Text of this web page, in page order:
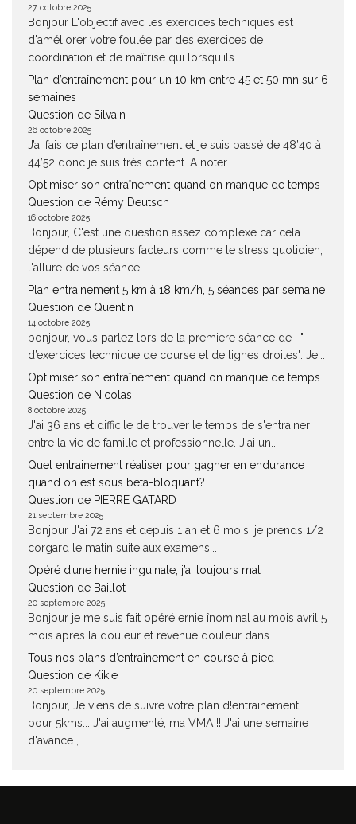
27 octobre 2025
Bonjour L'objectif avec les exercices techniques est
d'améliorer votre foulée par des exercices de
coordination et de maîtrise qui lorsqu'ils...
Plan d’entraînement pour un 10 km entre 45 et 50 mn sur 6
semaines
Question de Silvain
26 octobre 2025
J’ai fais ce plan d’entraînement et je suis passé de 48’40 à
44’52 donc je suis très content. A noter...
Optimiser son entraînement quand on manque de temps
Question de Rémy Deutsch
16 octobre 2025
Bonjour, C'est une question assez complexe car cela
dépend de plusieurs facteurs comme le stress quotidien,
l'allure de vos séance,...
Plan entrainement 5 km à 18 km/h, 5 séances par semaine
Question de Quentin
14 octobre 2025
bonjour, vous parlez lors de la premiere séance de : "
d’exercices technique de course et de lignes droites". Je...
Optimiser son entraînement quand on manque de temps
Question de Nicolas
8 octobre 2025
J'ai 36 ans et difficile de trouver le temps de s'entrainer
entre la vie de famille et professionnelle. J'ai un...
Quel entrainement réaliser pour gagner en endurance
quand on est sous béta-bloquant?
Question de PIERRE GATARD
21 septembre 2025
Bonjour J'ai 72 ans et depuis 1 an et 6 mois, je prends 1/2
corgard le matin suite aux examens...
Opéré d’une hernie inguinale, j’ai toujours mal !
Question de Baillot
20 septembre 2025
Bonjour je me suis fait opéré ernie înominal au mois avril 5
mois apres la douleur et revenue douleur dans...
Tous nos plans d’entraînement en course à pied
Question de Kikie
20 septembre 2025
Bonjour, Je viens de suivre votre plan d!entrainement,
pour 5kms... J'ai augmenté, ma VMA !! J'ai une semaine
d'avance ,...